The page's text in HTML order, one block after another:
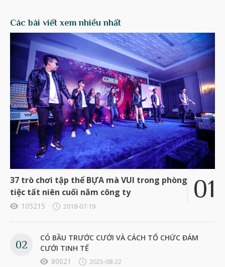
Các bài viết xem nhiều nhất
37 trò chơi tập thể BỰA mà VUI trong phòng
tiệc tất niên cuối năm công ty
105215 2018-07-19
CÓ BẦU TRƯỚC CƯỚI VÀ CÁCH TỔ CHỨC ĐÁM
CƯỚI TINH TẾ
80021
2025-08-22